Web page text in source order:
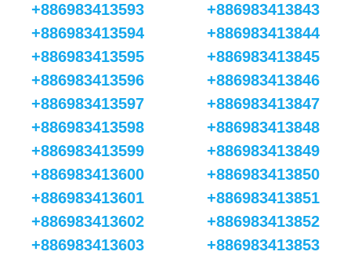
+886983413593
+886983413594
+886983413595
+886983413596
+886983413597
+886983413598
+886983413599
+886983413600
+886983413601
+886983413602
+886983413603
+886983413843
+886983413844
+886983413845
+886983413846
+886983413847
+886983413848
+886983413849
+886983413850
+886983413851
+886983413852
+886983413853